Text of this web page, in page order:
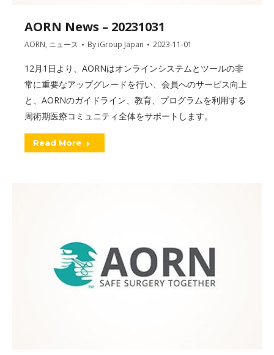
AORN News – 20231031
AORN, ニュース By iGroup Japan 2023-11-01
12月1日より、AORNはオンラインシステムとツールの非
常に重要なアップグレードを行い、会員へのサービス向上
と、AORNのガイドライン、教育、プログラムを利用する
周術期医療コミュニティ全体をサポートします。
Read More